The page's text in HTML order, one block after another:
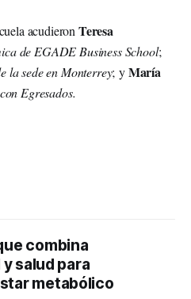
acudieron Teresa
de EGADE Business School;
la sede en Monterrey; yMaría
Egresados.
combina
salud para
metabólico